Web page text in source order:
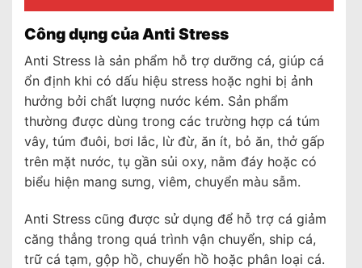
Công dụng của Anti Stress
Anti Stress là sản phẩm hỗ trợ dưỡng cá, giúp cá
ổn định khi có dấu hiệu stress hoặc nghi bị ảnh
hưởng bởi chất lượng nước kém. Sản phẩm
thường được dùng trong các trường hợp cá túm
vây, túm đuôi, bơi lắc, lừ đừ, ăn ít, bỏ ăn, thở gấp
trên mặt nước, tụ gần sủi oxy, nằm đáy hoặc có
biểu hiện mang sưng, viêm, chuyển màu sẫm.
Anti Stress cũng được sử dụng để hỗ trợ cá giảm
căng thẳng trong quá trình vận chuyển, ship cá,
trữ cá tạm, gộp hồ, chuyển hồ hoặc phân loại cá.